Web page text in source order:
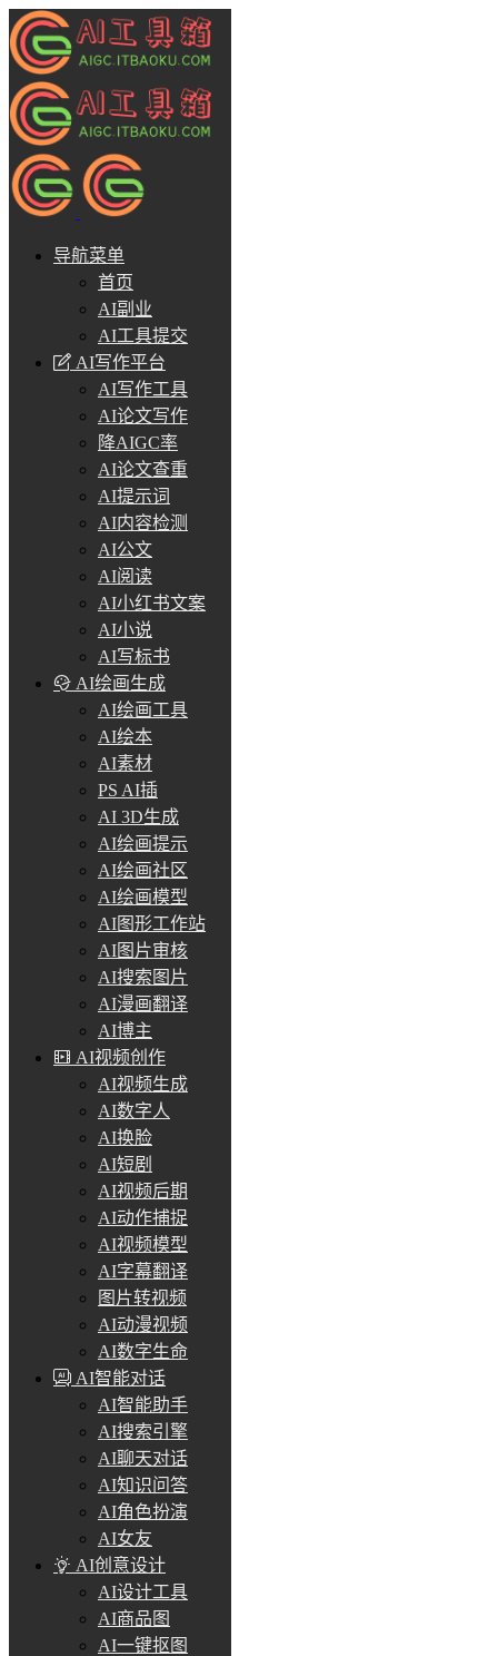
导航菜单
首页
AI副业
AI工具提交
AI写作平台
AI写作工具
AI论文写作
降AIGC率
AI论文查重
AI提示词
AI内容检测
AI公文
AI阅读
AI小红书文案
AI小说
AI写标书
AI绘画生成
AI绘画工具
AI绘本
AI素材
PS AI插
AI 3D生成
AI绘画提示
AI绘画社区
AI绘画模型
AI图形工作站
AI图片审核
AI搜索图片
AI漫画翻译
AI博主
AI视频创作
AI视频生成
AI数字人
AI换脸
AI短剧
AI视频后期
AI动作捕捉
AI视频模型
AI字幕翻译
图片转视频
AI动漫视频
AI数字生命
AI智能对话
AI智能助手
AI搜索引擎
AI聊天对话
AI知识问答
AI角色扮演
AI女友
AI创意设计
AI设计工具
AI商品图
AI一键抠图